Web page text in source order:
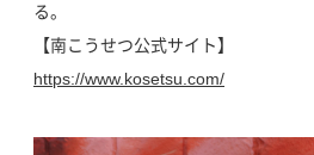
る。
【南こうせつ公式サイト】
https://www.kosetsu.com/